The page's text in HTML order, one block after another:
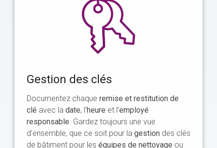
Gestion des clés
Documentez chaque remise et restitution de
clé avec la date, l’heure et l’employé
responsable . Gardez toujours une vue
d’ensemble, que ce soit pour la gestion des clés
de bâtiment pour les équipes de nettoyage ou